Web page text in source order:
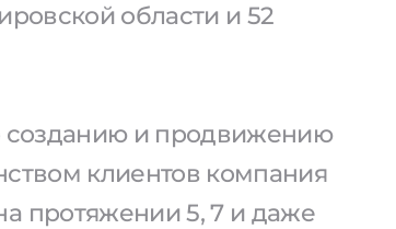
области и 52
созданию и продвижению
клиентов компания
протяжении 5, 7 и даже